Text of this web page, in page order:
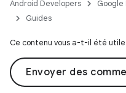
Android Developers Google
Guides
Ce contenu vous a-t-il été utile
Envoyer des